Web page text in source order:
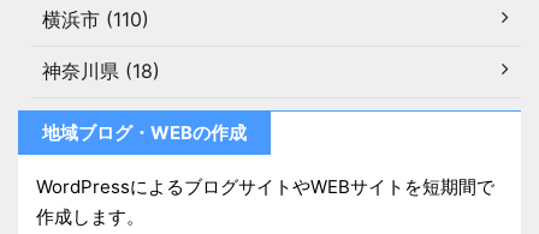
横浜市 (110)
神奈川県 (18)
地域ブログ・WEBの作成
WordPressによるブログサイトやWEBサイトを短期間で
作成します。